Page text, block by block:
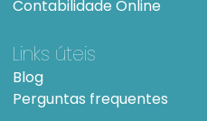
Contabilidade Online
Links úteis
Blog
Perguntas frequentes